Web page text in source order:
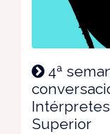
4ª
Superior